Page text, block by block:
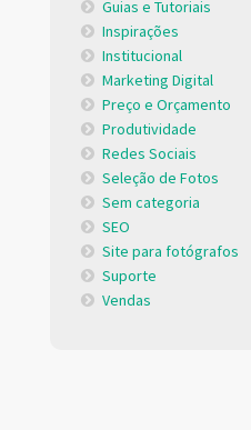
Guias e Tutoriais
Inspirações
Institucional
Marketing Digital
Preço e Orçamento
Produtividade
Redes Sociais
Seleção de Fotos
Sem categoria
SEO
Site para fotógrafos
Suporte
Vendas